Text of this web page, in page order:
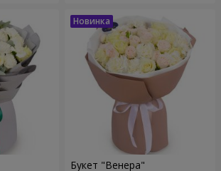
Букет "Венера"